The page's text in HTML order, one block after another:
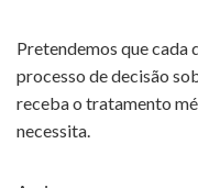
Pretendemos que
processo de decisão
receba o tratamento
necessita.